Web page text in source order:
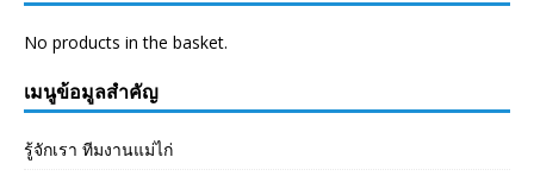
No products in the basket.
เมนูข้อมูลสำคัญ
รู้จักเรา ทีมงานแม่ไก่